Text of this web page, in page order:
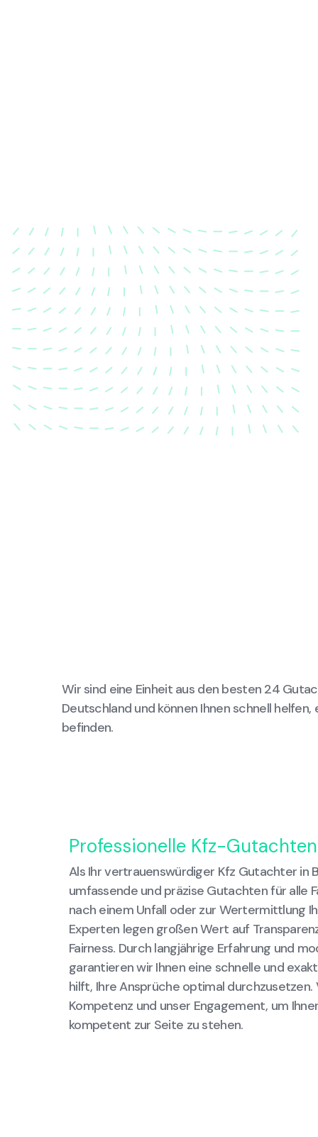
Unsere exakte
einem Unfall wieder in ihren
Zustand gebracht wird.
Wir sind eine Einheit aus den besten 24
Deutschland und können Ihnen schnell helfen,
befinden.
Professionelle Kfz-
Als Ihr vertrauenswürdiger Kfz Gutachter in
umfassende und präzise Gutachten für alle
nach einem Unfall oder zur Wertermittlung
Experten legen großen Wert auf
Fairness. Durch langjährige Erfahrung und
garantieren wir Ihnen eine schnelle und
hilft, Ihre Ansprüche optimal durchzusetzen.
Kompetenz und unser Engagement, um
kompetent zur Seite zu stehen.